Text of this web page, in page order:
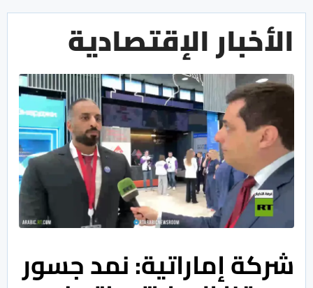
الأخبار الإقتصادية
شركة إماراتية: نمد جسور